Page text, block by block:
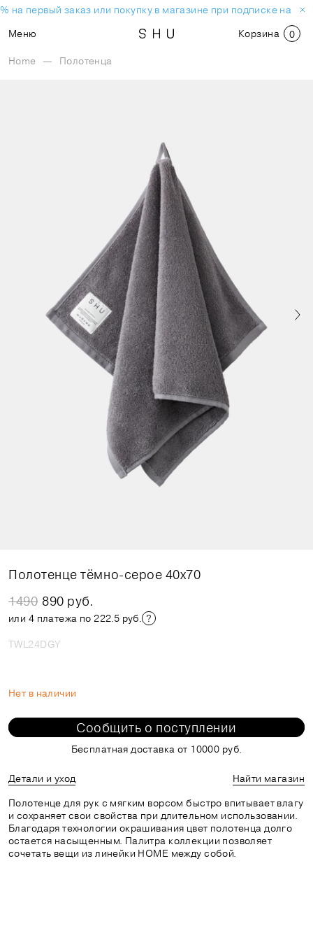
на первый заказ или покупку в магазине при подписке на
Меню
Корзина 0
Home — Полотенца
Полотенце тёмно-серое 40x70
1490 890 руб.
или 4 платежа по 222.5 руб.
TWL24DGY
Нет в наличии
Сообщить о поступлении
Бесплатная доставка от 10000 руб.
Детали и уход
Найти магазин
Полотенце для рук с мягким ворсом быстро впитывает влагу
и сохраняет свои свойства при длительном использовании.
Благодаря технологии окрашивания цвет полотенца долго
остается насыщенным. Палитра коллекции позволяет
сочетать вещи из линейки HOME между собой.